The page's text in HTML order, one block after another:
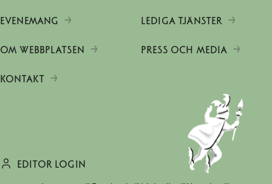
EVENEMANG LEDIGA TJÄNSTER
OM WEBBPLATSEN PRESS OCH MEDIA
KONTAKT
EDITOR LOGIN